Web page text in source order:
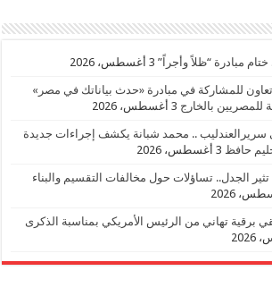
مبادرة “ظلاً وأجراً” 3 أغسطس، 2026
للمشاركة في مبادرة «حدث بياناتك في مصر»
للمصريين بالخارج 3 أغسطس، 2026
سريرالعندليب .. محمد شبانة يكشف إجراءات جديدة
حافظ 3 أغسطس، 2026
الجدل.. تساؤلات حول مخالفات التقسيم والبناء
برقية تهاني من الرئيس الأمريكي بمناسبة الذكرى